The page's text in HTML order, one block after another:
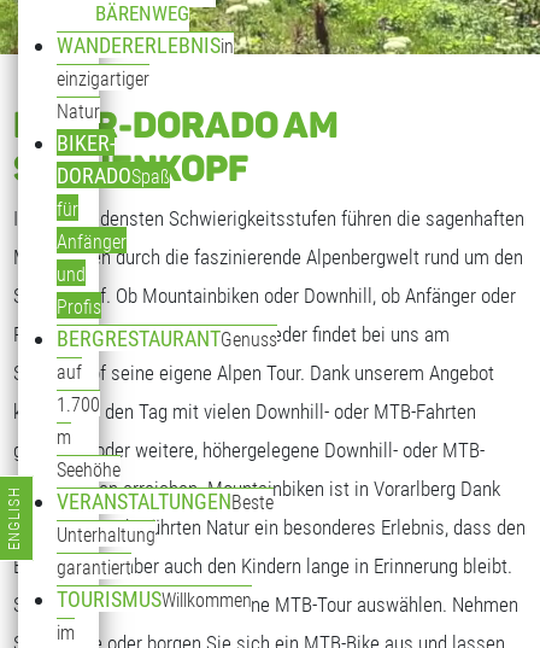
BÄRENWEG
WANDERERLEBNISin
einzigartiger
Natur
BIKER-
DORADOSpaß
für
Anfänger
und
Profis
BERGRESTAURANTGenuss
auf
1.700
m
Seehöhe
VERANSTALTUNGENBeste
Unterhaltung
garantiert
TOURISMUSWillkommen
im
BIKER-DORADO AM
SONNENKOPF
In verschiedensten Schwierigkeitsstufen führen die sagenhaften
MTB-Routen durch die faszinierende Alpenbergwelt rund um den
Sonnenkopf. Ob Mountainbiken oder Downhill, ob Anfänger oder
Profis, Kinder oder Erwachsene, jeder findet bei uns am
Sonnenkopf seine eigene Alpen Tour. Dank unserem Angebot
können Sie den Tag mit vielen Downhill- oder MTB-Fahrten
genießen, oder weitere, höhergelegene Downhill- oder MTB-
Alpen Routen erreichen. Mountainbiken ist in Vorarlberg Dank
der oft fast unberührten Natur ein besonderes Erlebnis, dass den
Erwachsenen aber auch den Kindern lange in Erinnerung bleibt.
Sie brauchen sich nur mehr eine MTB-Tour auswählen. Nehmen
Sie ihr Bike oder borgen Sie sich ein MTB-Bike aus und lassen
Sprache auswählen
ENGLISH